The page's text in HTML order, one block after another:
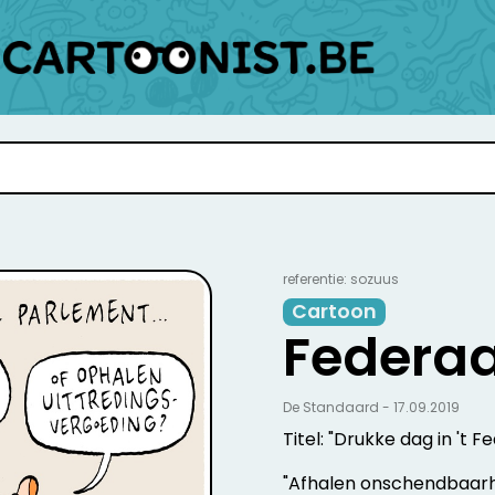
referentie: sozuus
Cartoon
Titel: "Drukke dag in 't
"Afhalen
De Standaard - 17.09.2019